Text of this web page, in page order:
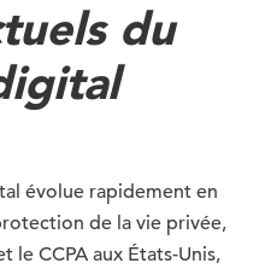
du
évolue rapidement en
de la vie privée,
le CCPA aux États-Unis,